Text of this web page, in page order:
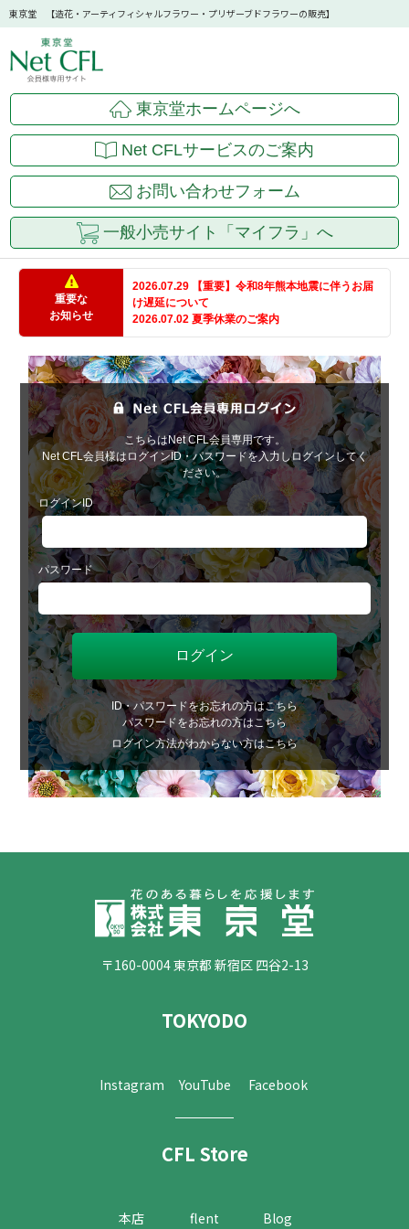
東京堂 【造花・アーティフィシャルフラワー・プリザーブドフラワーの販売】
東京堂ホームページへ
Net CFLサービスのご案内
お問い合わせフォーム
一般小売サイト「マイフラ」へ
重要な
お知らせ
2026.07.29 【重要】令和8年熊本地震に伴うお届
け遅延について
2026.07.02 夏季休業のご案内
こちらはNet CFL会員専用です。
Net CFL会員様はログインID・パスワードを入力しログインしてく
ださい。
ログインID
パスワード
ID・パスワードをお忘れの方はこちら
パスワードをお忘れの方はこちら
ログイン方法がわからない方はこちら
〒160-0004 東京都 新宿区 四谷2-13
TOKYODO
Instagram YouTube Facebook
CFL Store
本店 flent Blog